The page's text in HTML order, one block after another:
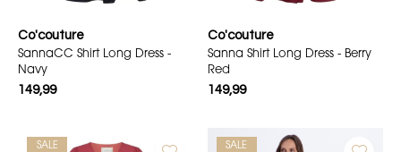
Co'couture
SannaCC Shirt Long Dress -
Navy
149,99
Co'couture
Sanna Shirt Long Dress - Berry
Red
149,99
SALE SALE